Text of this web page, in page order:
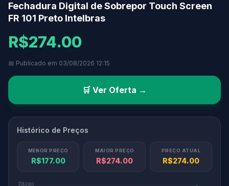
Fechadura Digital de Sobrepor Touch Screen
FR 101 Preto Intelbras
R$274.00
📅 Publicado em 03/08/2026 12:15
🛒 Ver Oferta →
Histórico de Preços
MENOR PREÇO
R$177.00
MAIOR PREÇO
R$274.00
PREÇO ATUAL
R$274.00